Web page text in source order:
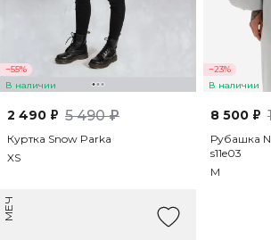
−55%
В наличии
2 490 ₽ 5 490 ₽
Куртка Snow Parka
XS
−23%
В наличии
8 500 ₽
Рубашка
s11e03
M
МЕЧ